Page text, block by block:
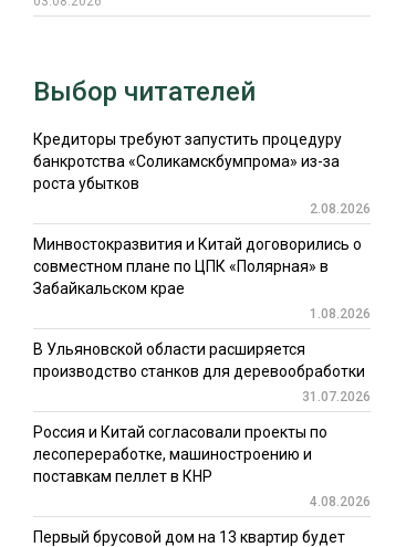
Выбор читателей
Кредиторы требуют запустить процедуру
банкротства «Соликамскбумпрома» из-за
роста убытков
2.08.2026
Минвостокразвития и Китай договорились о
совместном плане по ЦПК «Полярная» в
Забайкальском крае
1.08.2026
В Ульяновской области расширяется
производство станков для деревообработки
31.07.2026
Россия и Китай согласовали проекты по
лесопереработке, машиностроению и
поставкам пеллет в КНР
4.08.2026
Первый брусовой дом на 13 квартир будет